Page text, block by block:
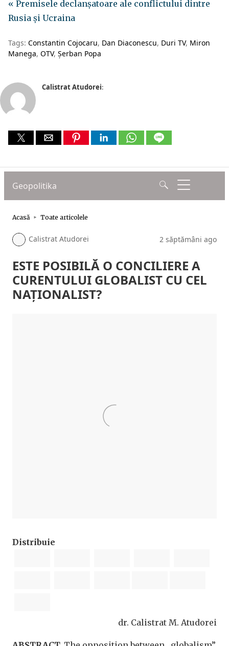
« Premisele declanșatoare ale conflictului dintre
Rusia și Ucraina
Tags: Constantin Cojocaru Dan Diaconescu Duri TV Miron
Manega OTV Șerban Popa
Calistrat Atudorei: